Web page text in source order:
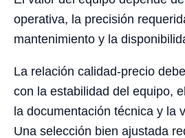
operativa, la precisión
mantenimiento y la
La relación calidad-precio
con la estabilidad del equipo,
la documentación técnica y la
Una selección bien ajustada